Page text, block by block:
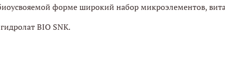
форме широкий набор микроэлементов,
BIO SNK.